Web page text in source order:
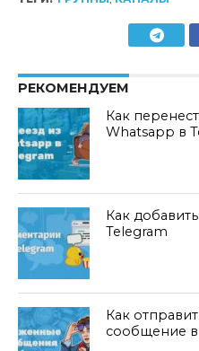
РЕКОМЕНДУЕМ
Как
Whatsapp в
Как
Telegram
Как
сообщение в